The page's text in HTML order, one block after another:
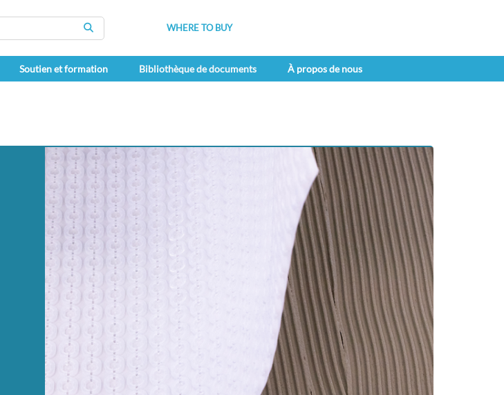
SEARCH
WHERE TO BUY
Soutien et formation Bibliothèque de documents À propos de nous